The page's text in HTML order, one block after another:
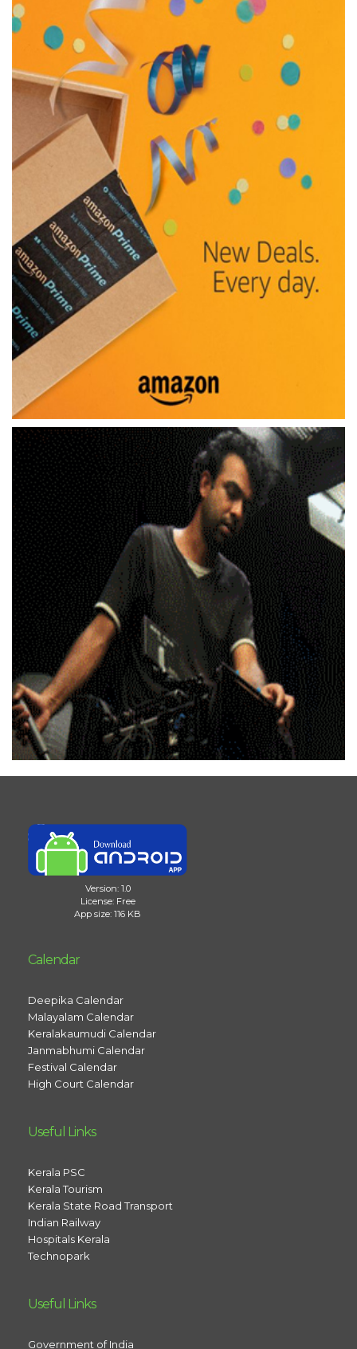
Version: 1.0
License: Free
App size: 116 KB
Calendar
Deepika Calendar
Malayalam Calendar
Keralakaumudi Calendar
Janmabhumi Calendar
Festival Calendar
High Court Calendar
Useful Links
Kerala PSC
Kerala Tourism
Kerala State Road Transport
Indian Railway
Hospitals Kerala
Technopark
Useful Links
Government of India